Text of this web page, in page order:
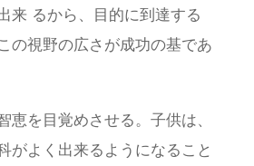
来 るから、目的に到達する
の視野の広さが成功の基であ
恵を目覚めさせる。子供は、
がよく出来るようになること